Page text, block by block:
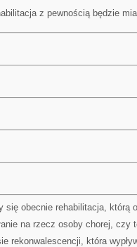
z pewnością będzie
się obecnie rehabilitacja, którą
na rzecz osoby chorej, czy
rekonwalescencji, która